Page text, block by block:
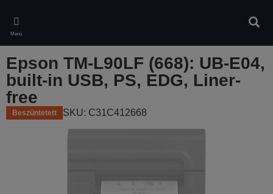
main
content
Menü
Epson TM-L90LF (668): UB-E04,
built-in USB, PS, EDG, Liner-
free
Beszüntetett SKU: C31C412668